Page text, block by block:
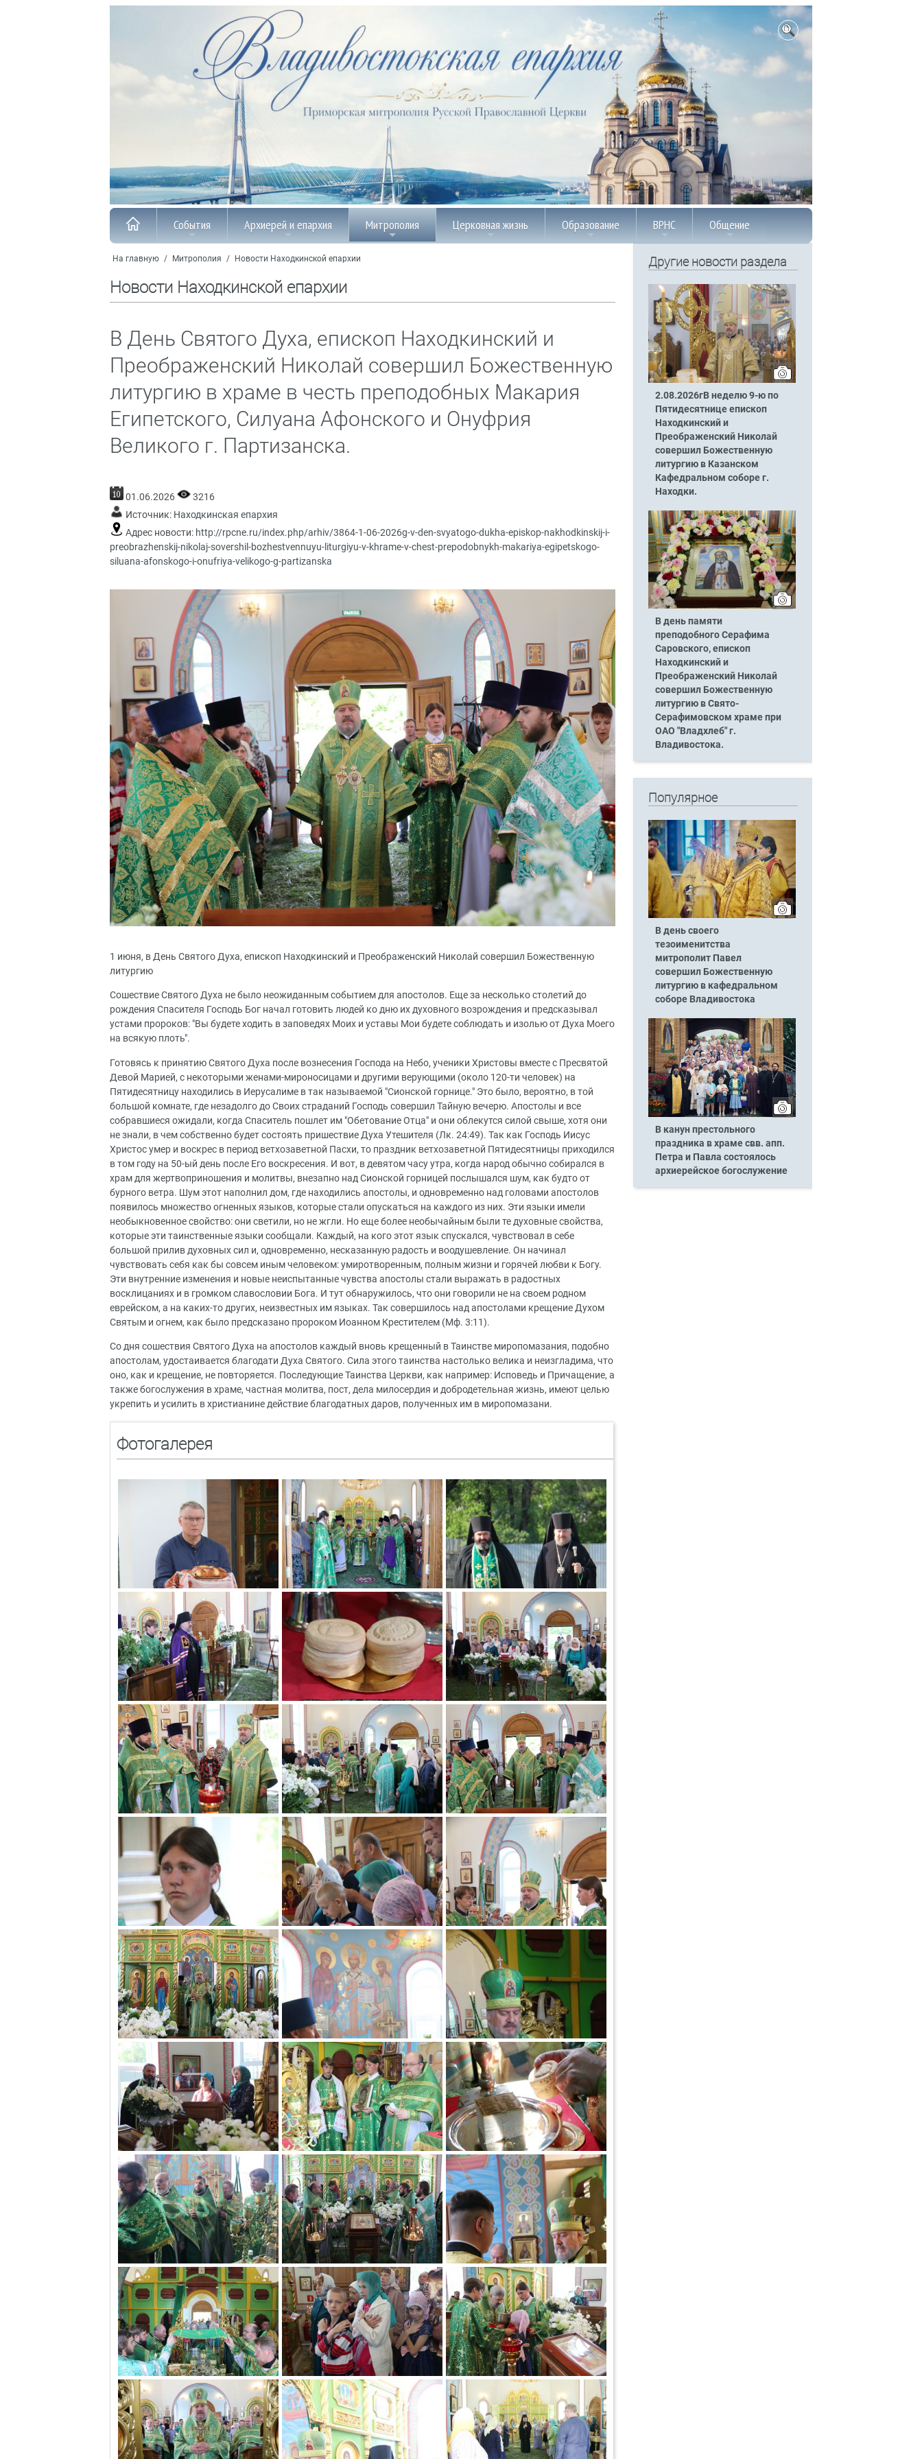
События Архиерей и епархия Митрополия Церковная жизнь Образование ВРНС Общение
На главную / Митрополия / Новости Находкинской епархии
Новости Находкинской епархии
В День Святого Духа, епископ Находкинский и
Преображенский Николай совершил Божественную
литургию в храме в честь преподобных Макария
Египетского, Силуана Афонского и Онуфрия
Великого г. Партизанска.
01.06.2026
3216
Источник: Находкинская епархия
Адрес новости: http://rpcne.ru/index.php/arhiv/3864-1-06-2026g-v-den-svyatogo-dukha-episkop-nakhodkinskij-i-
preobrazhenskij-nikolaj-sovershil-bozhestvennuyu-liturgiyu-v-khrame-v-chest-prepodobnykh-makariya-egipetskogo-
siluana-afonskogo-i-onufriya-velikogo-g-partizanska
1 июня, в День Святого Духа, епископ Находкинский и Преображенский Николай совершил Божественную
литургию
Сошествие Святого Духа не было неожиданным событием для апостолов. Еще за несколько столетий до
рождения Спасителя Господь Бог начал готовить людей ко дню их духовного возрождения и предсказывал
устами пророков: "Вы будете ходить в заповедях Моих и уставы Мои будете соблюдать и изолью от Духа Моего
на всякую плоть".
Готовясь к принятию Святого Духа после вознесения Господа на Небо, ученики Христовы вместе с Пресвятой
Девой Марией, с некоторыми женами-мироносицами и другими верующими (около 120-ти человек) на
Пятидесятницу находились в Иерусалиме в так называемой "Сионской горнице." Это было, вероятно, в той
большой комнате, где незадолго до Своих страданий Господь совершил Тайную вечерю. Апостолы и все
собравшиеся ожидали, когда Спаситель пошлет им "Обетование Отца" и они облекутся силой свыше, хотя они
не знали, в чем собственно будет состоять пришествие Духа Утешителя (Лк. 24:49). Так как Господь Иисус
Христос умер и воскрес в период ветхозаветной Пасхи, то праздник ветхозаветной Пятидесятницы приходился
в том году на 50-ый день после Его воскресения. И вот, в девятом часу утра, когда народ обычно собирался в
храм для жертвоприношения и молитвы, внезапно над Сионской горницей послышался шум, как будто от
бурного ветра. Шум этот наполнил дом, где находились апостолы, и одновременно над головами апостолов
появилось множество огненных языков, которые стали опускаться на каждого из них. Эти языки имели
необыкновенное свойство: они светили, но не жгли. Но еще более необычайным были те духовные свойства,
которые эти таинственные языки сообщали. Каждый, на кого этот язык спускался, чувствовал в себе
большой прилив духовных сил и, одновременно, несказанную радость и воодушевление. Он начинал
чувствовать себя как бы совсем иным человеком: умиротворенным, полным жизни и горячей любви к Богу.
Эти внутренние изменения и новые неиспытанные чувства апостолы стали выражать в радостных
восклицаниях и в громком славословии Бога. И тут обнаружилось, что они говорили не на своем родном
еврейском, а на каких-то других, неизвестных им языках. Так совершилось над апостолами крещение Духом
Святым и огнем, как было предсказано пророком Иоанном Крестителем (Мф. 3:11).
Со дня сошествия Святого Духа на апостолов каждый вновь крещенный в Таинстве миропомазания, подобно
апостолам, удостаивается благодати Духа Святого. Сила этого таинства настолько велика и неизгладима, что
оно, как и крещение, не повторяется. Последующие Таинства Церкви, как например: Исповедь и Причащение, а
также богослужения в храме, частная молитва, пост, дела милосердия и добродетельная жизнь, имеют целью
укрепить и усилить в христианине действие благодатных даров, полученных им в миропомазани.
Фотогалерея
Другие новости раздела
2.08.2026гВ неделю 9-ю по
Пятидесятнице епископ
Находкинский и
Преображенский Николай
совершил Божественную
литургию в Казанском
Кафедральном соборе г.
Находки.
В день памяти
преподобного Серафима
Саровского, епископ
Находкинский и
Преображенский Николай
совершил Божественную
литургию в Свято-
Серафимовском храме при
ОАО "Владхлеб" г.
Владивостока.
Популярное
В день своего
тезоименитства
митрополит Павел
совершил Божественную
литургию в кафедральном
соборе Владивостока
В канун престольного
праздника в храме свв. апп.
Петра и Павла состоялось
архиерейское богослужение